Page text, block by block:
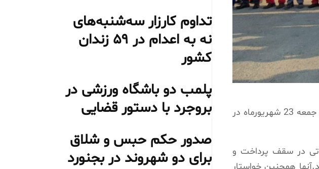
جمعی از کارگران شرکت نفت فلات قاره شاغل در منطقه عملیاتی سیری و لاوان روز جمعه 23 شهریورماه در
در سقف پرداخت و
تداوم کارزار سه‌شنبه‌های
نه به اعدام در ۵۹ زندان
کشور
پلمب دو باشگاه ورزشی در
بروجرد با دستور قضایی
صدور حکم حبس و شلاق
برای دو شهروند در بجنورد